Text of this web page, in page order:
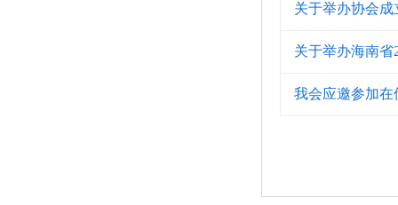
关于举办协会
关于举办海南
我会应邀参加在